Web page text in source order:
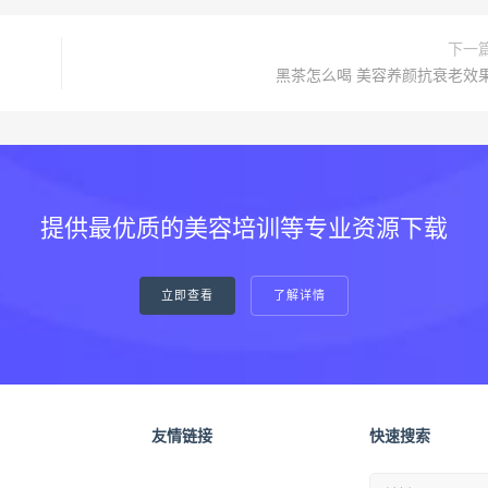
下一
黑茶怎么喝 美容养颜抗衰老效
提供最优质的美容培训等专业资源下载
立即查看 了解详情
友情链接 快速搜索